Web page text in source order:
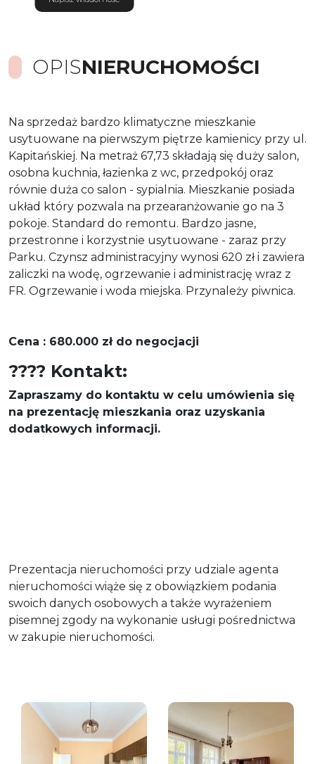
OPISNIERUCHOMOŚCI
Na sprzedaż bardzo klimatyczne mieszkanie
usytuowane na pierwszym piętrze kamienicy przy ul.
Kapitańskiej. Na metraż 67,73 składają się duży salon,
osobna kuchnia, łazienka z wc, przedpokój oraz
równie duża co salon - sypialnia. Mieszkanie posiada
układ który pozwala na przearanżowanie go na 3
pokoje. Standard do remontu. Bardzo jasne,
przestronne i korzystnie usytuowane - zaraz przy
Parku. Czynsz administracyjny wynosi 620 zł i zawiera
zaliczki na wodę, ogrzewanie i administrację wraz z
FR. Ogrzewanie i woda miejska. Przynależy piwnica.
Cena : 680.000 zł do negocjacji
???? Kontakt:
Zapraszamy do kontaktu w celu umówienia się
na prezentację mieszkania oraz uzyskania
dodatkowych informacji.
Prezentacja nieruchomości przy udziale agenta
nieruchomości wiąże się z obowiązkiem podania
swoich danych osobowych a także wyrażeniem
pisemnej zgody na wykonanie usługi pośrednictwa
w zakupie nieruchomości.